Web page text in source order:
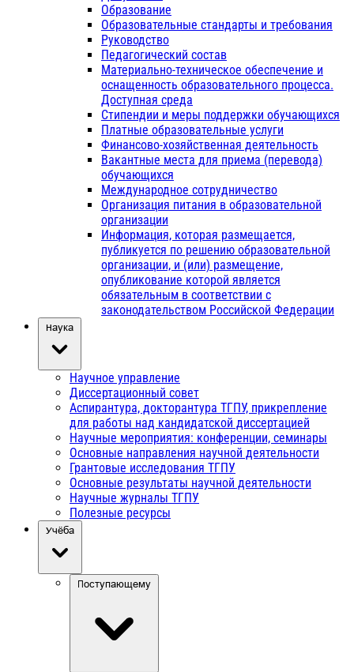
Образование
Образовательные стандарты и требования
Руководство
Педагогический состав
Материально-техническое обеспечение и
оснащенность образовательного процесса.
Доступная среда
Стипендии и меры поддержки обучающихся
Платные образовательные услуги
Финансово-хозяйственная деятельность
Вакантные места для приема (перевода)
обучающихся
Международное сотрудничество
Организация питания в образовательной
организации
Информация, которая размещается,
публикуется по решению образовательной
организации, и (или) размещение,
опубликование которой является
обязательным в соответствии с
законодательством Российской Федерации
Наука
Научное управление
Диссертационный совет
Аспирантура, докторантура ТГПУ, прикрепление
для работы над кандидатской диссертацией
Научные мероприятия: конференции, семинары
Основные направления научной деятельности
Грантовые исследования ТГПУ
Основные результаты научной деятельности
Научные журналы ТГПУ
Полезные ресурсы
Учёба
Поступающему